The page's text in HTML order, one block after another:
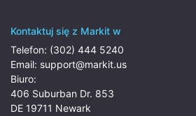
Kontaktuj się z Markit w
Telefon: (302) 444 5240
Email: support@markit.us
Biuro:
406 Suburban Dr. 853
DE 19711 Newark